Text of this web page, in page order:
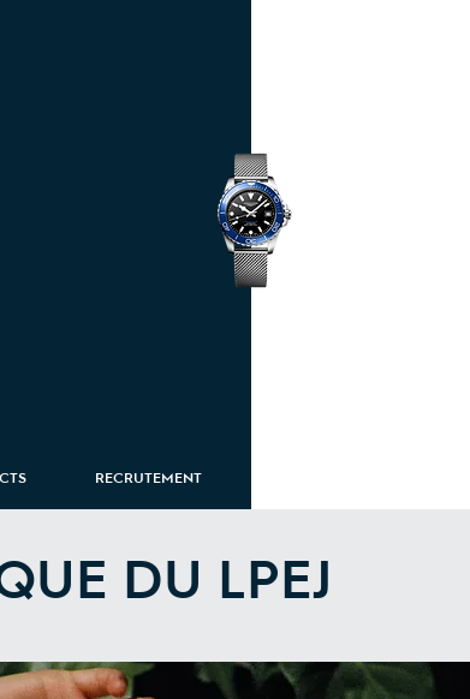
RECRUTEMENT
DU LPEJ